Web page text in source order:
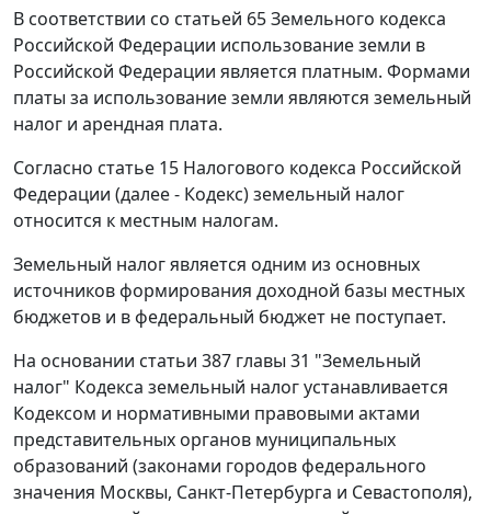
В соответствии со статьей 65 Земельного кодекса
Российской Федерации использование земли в
Российской Федерации является платным. Формами
платы за использование земли являются земельный
налог и арендная плата.
Согласно статье 15 Налогового кодекса Российской
Федерации (далее - Кодекс) земельный налог
относится к местным налогам.
Земельный налог является одним из основных
источников формирования доходной базы местных
бюджетов и в федеральный бюджет не поступает.
На основании статьи 387 главы 31 "Земельный
налог" Кодекса земельный налог устанавливается
Кодексом и нормативными правовыми актами
представительных органов муниципальных
образований (законами городов федерального
значения Москвы, Санкт-Петербурга и Севастополя),